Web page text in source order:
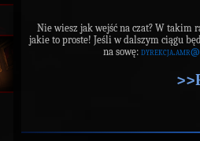
Nie wiesz jak wejść na czat? W takim
jakie to proste! Jeśli w dalszym ciągu
na sowę: